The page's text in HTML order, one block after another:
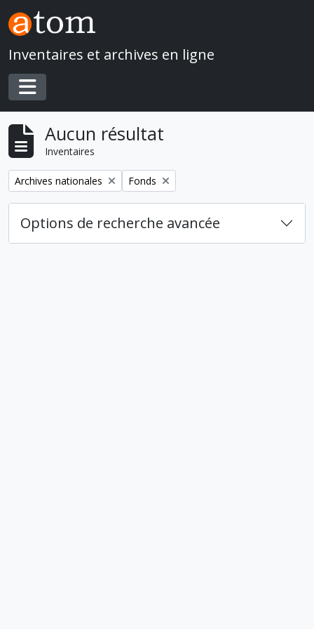
Skip to main content
Inventaires et archives en ligne
Toggle navigation
Aucun résultat
Inventaires
Remove filter:
Archives nationales Remove filter:
Fonds
Options de recherche avancée